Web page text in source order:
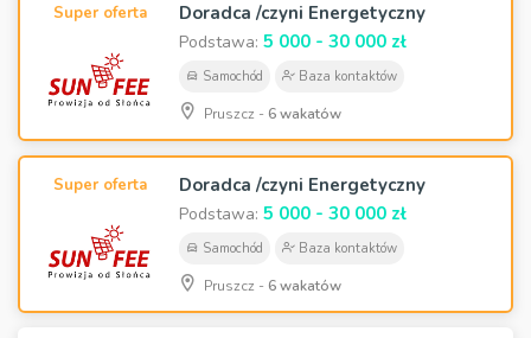
Super oferta Doradca /czyni Energetyczny
Podstawa: 5 000 - 30 000 zł
Samochód Baza kontaktów
Pruszcz - 6 wakatów
Super oferta Doradca /czyni Energetyczny
Podstawa: 5 000 - 30 000 zł
Samochód Baza kontaktów
Pruszcz - 6 wakatów